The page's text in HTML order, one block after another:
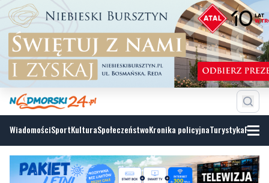
WiadomościSportKulturaSpołeczeństwoKronika policyjnaTurystyka